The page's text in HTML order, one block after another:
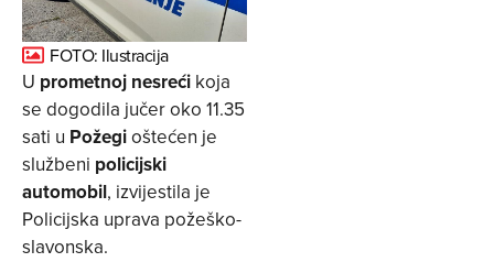
FOTO: Ilustracija
U prometnoj nesreći koja
se dogodila jučer oko 11.35
sati u Požegioštećen je
službeni policijski
automobil, izvijestila je
Policijska uprava požeško-
slavonska.